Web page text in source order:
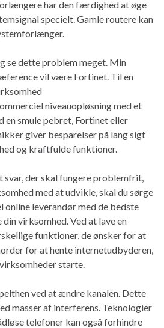
har den færdighed at øge
specielt. Gamle routere kan
se dette problem meget. Min
vil være Fortinet. Til en
niveauopløsning med et
en smule pebret, Fortinet eller
giver besparelser på lang sigt
og kraftfulde funktioner.
svar, der skal fungere problemfrit,
med at udvikle, skal du sørge
online leverandør med de bedste
virksomhed. Ved at lave en
funktioner, de ønsker for at
for at hente internetudbyderen,
starte.
ved at ændre kanalen. Dette
masser af interferens. Teknologier
telefoner kan også forhindre